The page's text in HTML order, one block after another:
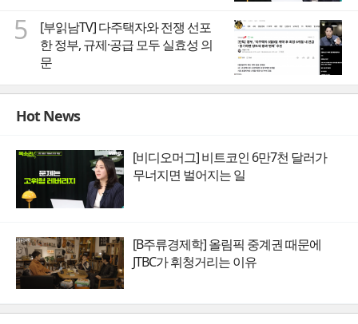
5
[부읽남TV] 다주택자와 전쟁 선포
한 정부, 규제·공급 모두 실효성 의
문
Hot News
[비디오머그] 비트코인 6만7천 달러가
무너지면 벌어지는 일
[B주류경제학] 올림픽 중계권 때문에
JTBC가 휘청거리는 이유